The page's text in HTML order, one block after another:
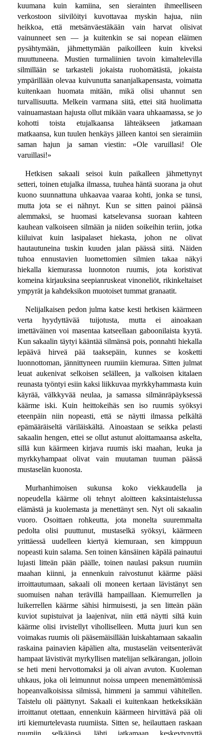
kuumana kuin kamiina, sen sierainten ihmeelliseen
verkostoon siivilöityi kuvottavaa myskin hajua, niin
heikkoa, että metsänväestäkään vain harvat olisivat
vainunneet sen — ja kuitenkin se sai nopean eläimen
pysähtymään, jähmettymään paikoilleen kuin kiveksi
muuttuneena. Mustien turmaliinien tavoin kimaltelevilla
silmillään se tarkasteli jokaista ruohomätästä, jokaista
ympärillään olevaa kuivunutta sananjalkapensasta, voimatta
kuitenkaan huomata mitään, mikä olisi uhannut sen
turvallisuutta. Melkein varmana siitä, ettei sitä huolimatta
vainuamastaan hajusta ollut mikään vaara uhkaamassa, se jo
kohotti toista etujalkaansa lähteäkseen jatkamaan
matkaansa, kun tuulen henkäys jälleen kantoi sen sieraimiin
saman hajun ja saman viestin: »Ole varuillasi! Ole
varuillasi!»
Hetkisen sakaali seisoi kuin paikalleen jähmettynyt
setteri, toinen etujalka ilmassa, tuuhea häntä suorana ja ohut
kuono suunnattuna uhkaavaa vaaraa kohti, jonka se tunsi,
mutta jota se ei nähnyt. Kun se sitten painoi päänsä
alemmaksi, se huomasi katselevansa suoraan kahteen
kauhean valkoiseen silmään ja niiden soikeihin teriin, jotka
kiiluivat kuin lasipalaset hiekasta, johon ne olivat
hautautuneina tuskin kuuden jalan päässä siitä. Näiden
tuhoa ennustavien luomettomien silmien takaa näkyi
hiekalla kiemurassa luonnoton ruumis, jota koristivat
komeina kirjauksina seepianruskeat vinoneliöt, rikinkeltaiset
ympyrät ja kahdeksikon muotoiset tummat granaatit.
Nelijalkaisen pedon julma katse kesti hetkisen käärmeen
verta hyydyttävää tuijotusta, mutta ei ainoakaan
imettäväinen voi masentaa katseellaan gaboonilaista kyytä.
Kun sakaalin täytyi kääntää silmänsä pois, ponnahti hiekalla
lepäävä hirveä pää taaksepäin, kunnes se kosketti
luonnottoman, jännittyneen ruumiin kiemuraa. Sitten julmat
leuat aukenivat selkoisen selälleen, ja valkoisen kitalaen
reunasta työntyi esiin kaksi liikkuvaa myrkkyhammasta kuin
käyrää, välkkyvää neulaa, ja samassa silmänräpäyksessä
käärme iski. Kuin heittokeihäs sen iso ruumis syöksyi
eteenpäin niin nopeasti, että se näytti ilmassa pelkältä
epämääräiseltä väriläiskältä. Ainoastaan se seikka pelasti
sakaalin hengen, ettei se ollut astunut aloittamaansa askelta,
sillä kun käärmeen kirjava ruumis iski maahan, leuka ja
myrkkyhampaat olivat vain muutaman tuuman päässä
mustaselän kuonosta.
Murhanhimoisen sukunsa koko viekkaudella ja
nopeudella käärme oli tehnyt aloitteen kaksintaistelussa
elämästä ja kuolemasta ja menettänyt sen. Nyt oli sakaalin
vuoro. Osoittaen rohkeutta, jota monelta suuremmalta
pedolta olisi puuttunut, mustaselkä syöksyi, käärmeen
yrittäessä uudelleen kiertyä kiemuraan, sen kimppuun
nopeasti kuin salama. Sen toinen känsäinen käpälä painautui
lujasti litteän pään päälle, toinen naulasi paksun ruumiin
maahan kiinni, ja ennenkuin raivostunut käärme pääsi
irroittautumaan, sakaali oli moneen kertaan lävistänyt sen
suomuisen nahan terävillä hampaillaan. Kiemurrellen ja
luikerrellen käärme sähisi hirmuisesti, ja sen litteän pään
kuviot supistuivat ja laajenivat, niin että näytti siltä kuin
käärme olisi irvistellyt viholliselleen. Mutta juuri kun sen
voimakas ruumis oli pääsemäisillään luiskahtamaan sakaalin
raskaina painavien käpälien alta, mustaselän veitsenterävät
hampaat lävistivät myrkyllisen matelijan selkärangan, jolloin
se heti meni hervottomaksi ja oli aivan avuton. Kuoleman
uhkaus, joka oli leimunnut noissa umpeen menemättömissä
hopeanvalkoisissa silmissä, himmeni ja sammui vähitellen.
Taistelu oli päättynyt. Sakaali ei kuitenkaan hetkeksikään
irroittanut otettaan, ennenkuin käärmeen hirvittävä pää oli
irti kiemurtelevasta ruumiista. Sitten se, heilauttaen raskaan